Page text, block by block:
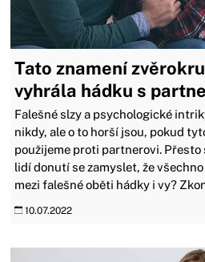
Tato znamení
vyhrála hádku s
Falešné slzy a psychologické
nikdy, ale o to horší jsou, pokud
použijeme proti partnerovi. Přesto
lidí donutí se zamyslet, že
mezi falešné oběti hádky i vy?
10.07.2022